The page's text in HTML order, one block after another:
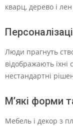
кварц, дерево і
Люди прагнуть
відображають їхні
нестандартні
М’які форми
Мебель і декор з